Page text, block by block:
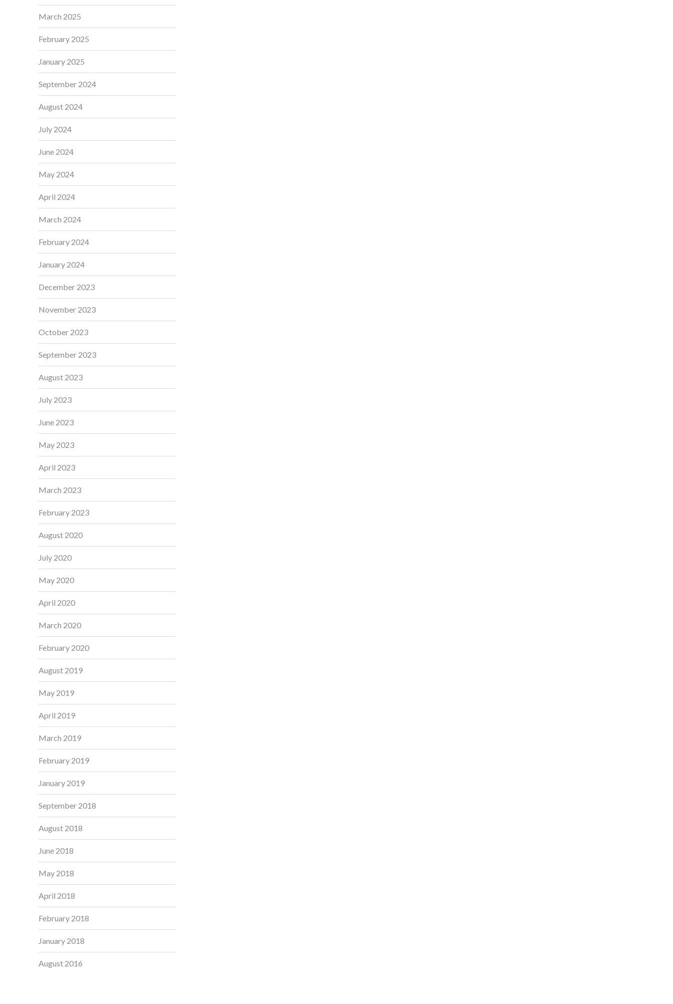
March 2025
February 2025
January 2025
September 2024
August 2024
July 2024
June 2024
May 2024
April 2024
March 2024
February 2024
January 2024
December 2023
November 2023
October 2023
September 2023
August 2023
July 2023
June 2023
May 2023
April 2023
March 2023
February 2023
August 2020
July 2020
May 2020
April 2020
March 2020
February 2020
August 2019
May 2019
April 2019
March 2019
February 2019
January 2019
September 2018
August 2018
June 2018
May 2018
April 2018
February 2018
January 2018
August 2016